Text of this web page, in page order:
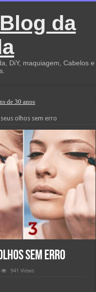
da
DiY, maquiagem, Cabelos e
de 30 anos
olhos sem erro
sem erro
941 Views